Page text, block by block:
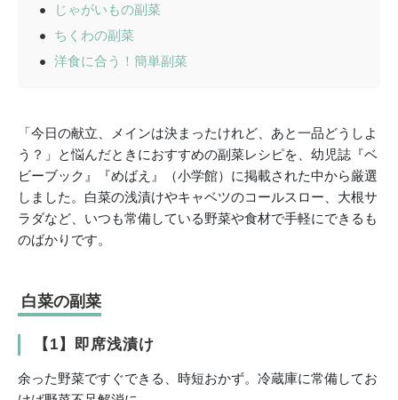
じゃがいもの副菜
ちくわの副菜
洋食に合う！簡単副菜
「今日の献立、メインは決まったけれど、あと一品どうしよ
う？」と悩んだときにおすすめの副菜レシピを、幼児誌『ベ
ビーブック』『めばえ』（小学館）に掲載された中から厳選
しました。白菜の浅漬けやキャベツのコールスロー、大根サ
ラダなど、いつも常備している野菜や食材で手軽にできるも
のばかりです。
白菜の副菜
【1】即席浅漬け
余った野菜ですぐできる、時短おかず。冷蔵庫に常備してお